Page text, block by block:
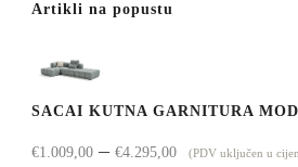
Artikli na popustu
SACAI KUTNA GARNITURA
€1.009,00 – €4.295,00Raspon
(PDV uključen u